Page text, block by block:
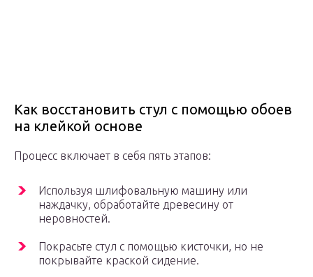
Как восстановить стул с помощью обоев
на клейкой основе
Процесс включает в себя пять этапов:
Используя шлифовальную машину или
наждачку, обработайте древесину от
неровностей.
Покрасьте стул с помощью кисточки, но не
покрывайте краской сидение.